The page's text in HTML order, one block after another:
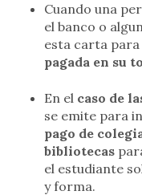
Cuando una
el banco o
esta carta para
pagada en su
En el caso de
se emite para
pago de
bibliotecas
el estudiante
y forma.